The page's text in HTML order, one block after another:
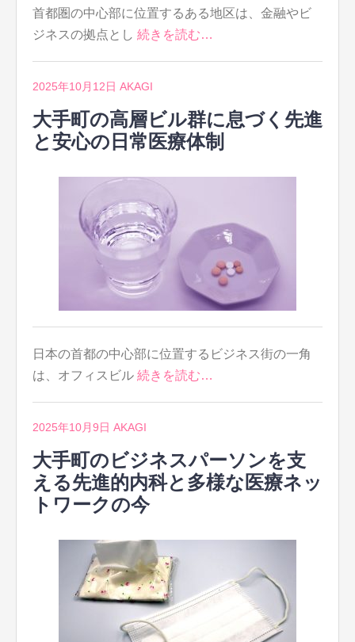
首都圏の中心部に位置するある地区は、金融やビ
ジネスの拠点とし 続きを読む…
2025年10月12日 AKAGI
大手町の高層ビル群に息づく先進
と安心の日常医療体制
日本の首都の中心部に位置するビジネス街の一角
は、オフィスビル 続きを読む…
2025年10月9日 AKAGI
大手町のビジネスパーソンを支
える先進的内科と多様な医療ネッ
トワークの今